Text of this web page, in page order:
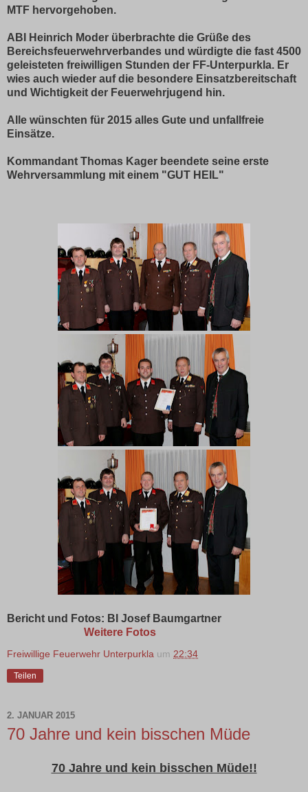
MTF hervorgehoben.
ABI Heinrich Moder überbrachte die Grüße des
Bereichsfeuerwehrverbandes und würdigte die fast 4500
geleisteten freiwilligen Stunden der FF-Unterpurkla. Er
wies auch wieder auf die besondere Einsatzbereitschaft
und Wichtigkeit der Feuerwehrjugend hin.
Alle wünschten für 2015 alles Gute und unfallfreie
Einsätze.
Kommandant Thomas Kager beendete seine erste
Wehrversammlung mit einem "GUT HEIL"
Bericht und Fotos: BI Josef Baumgartner
Weitere Fotos
Freiwillige Feuerwehr Unterpurkla um 22:34
Teilen
2. JANUAR 2015
70 Jahre und kein bisschen Müde
70 Jahre und kein bisschen Müde!!